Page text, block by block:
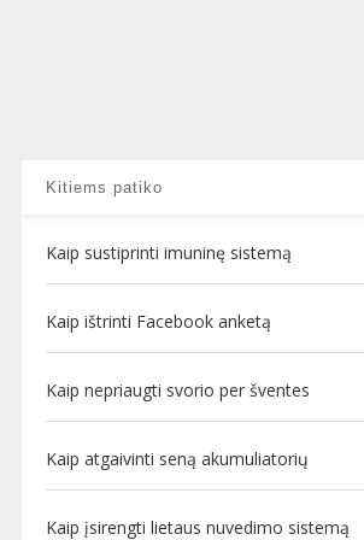
Kitiems patiko
Kaip sustiprinti imuninę sistemą
Kaip ištrinti Facebook anketą
Kaip nepriaugti svorio per šventes
Kaip atgaivinti seną akumuliatorių
Kaip įsirengti lietaus nuvedimo sistemą